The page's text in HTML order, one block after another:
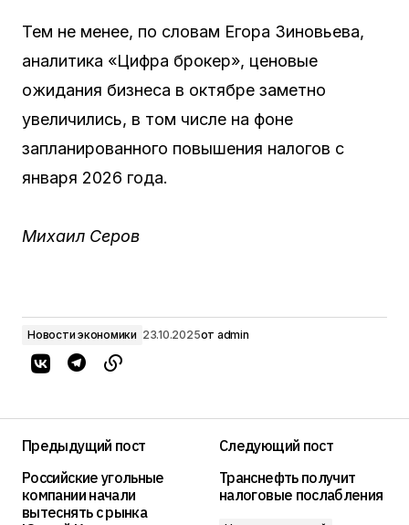
Тем не менее, по словам Егора Зиновьева,
аналитика «Цифра брокер», ценовые
ожидания бизнеса в октябре заметно
увеличились, в том числе на фоне
запланированного повышения налогов с
января 2026 года.
Михаил Серов
Новости экономики 23.10.2025от admin
Предыдущий пост
Российские угольные
компании начали
вытеснять с рынка
Следующий пост
Транснефть получит
налоговые послабления